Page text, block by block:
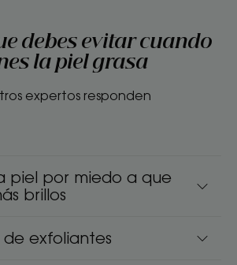
debes evitar cuando
la piel grasa
expertos responden
piel por miedo a que
brillos
de exfoliantes